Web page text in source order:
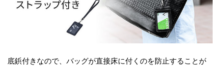
底鋲付きなので、バッグが直接床に付くのを防止することが